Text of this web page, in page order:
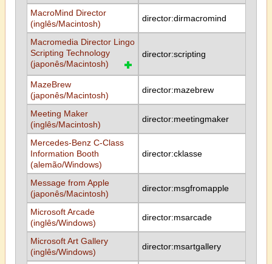
MacroMind Director
(inglês/Macintosh)
director:dirmacromind
Macromedia Director Lingo
Scripting Technology
(japonês/Macintosh)
director:scripting
MazeBrew
(japonês/Macintosh)
director:mazebrew
Meeting Maker
(inglês/Macintosh)
director:meetingmaker
Mercedes-Benz C-Class
Information Booth
(alemão/Windows)
director:cklasse
Message from Apple
(japonês/Macintosh)
director:msgfromapple
Microsoft Arcade
(inglês/Windows)
director:msarcade
Microsoft Art Gallery
(inglês/Windows)
director:msartgallery